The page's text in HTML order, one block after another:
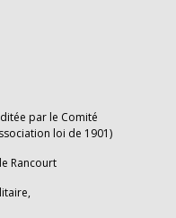
par le Comité
loi de 1901)
Rancourt